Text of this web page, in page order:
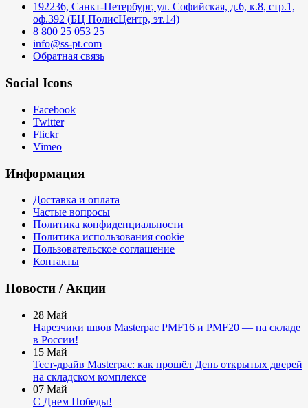
192236, Санкт-Петербург, ул. Софийская, д.6, к.8, стр.1,
оф.392 (БЦ ПолисЦентр, эт.14)
8 800 25 053 25
info@ss-pt.com
Обратная связь
Social Icons
Facebook
Twitter
Flickr
Vimeo
Информация
Доставка и оплата
Частые вопросы
Политика конфиденциальности
Политика использования cookie
Пользовательское соглашение
Контакты
Новости / Акции
28 Май
Нарезчики швов Masterpac PMF16 и PMF20 — на складе
в России!
15 Май
Тест-драйв Masterpac: как прошёл День открытых дверей
на складском комплексе
07 Май
С Днем Победы!